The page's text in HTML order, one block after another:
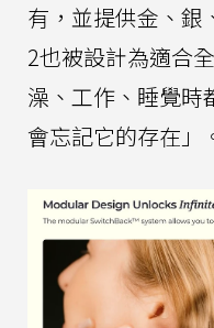
有，並提供金、銀
2也被設計為適合
澡、工作、睡覺時
會忘記它的存在」